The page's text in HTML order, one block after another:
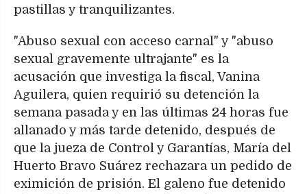
pastillas y tranquilizantes.
"Abuso sexual con acceso carnal" y "abuso
sexual gravemente ultrajante" es la
acusación que investiga la fiscal, Vanina
Aguilera, quien requirió su detención la
semana pasada y en las últimas 24 horas fue
allanado y más tarde detenido, después de
que la jueza de Control y Garantías, María del
Huerto Bravo Suárez rechazara un pedido de
eximición de prisión. El galeno fue detenido